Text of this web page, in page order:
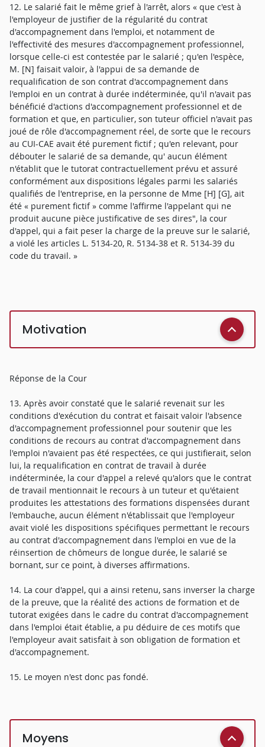
12. Le salarié fait le même grief à l'arrêt, alors « que c'est à
l'employeur de justifier de la régularité du contrat
d'accompagnement dans l'emploi, et notamment de
l'effectivité des mesures d'accompagnement professionnel,
lorsque celle-ci est contestée par le salarié ; qu'en l'espèce,
M. [N] faisait valoir, à l'appui de sa demande de
requalification de son contrat d'accompagnement dans
l'emploi en un contrat à durée indéterminée, qu'il n'avait pas
bénéficié d'actions d'accompagnement professionnel et de
formation et que, en particulier, son tuteur officiel n'avait pas
joué de rôle d'accompagnement réel, de sorte que le recours
au CUI-CAE avait été purement fictif ; qu'en relevant, pour
débouter le salarié de sa demande, qu' aucun élément
n'établit que le tutorat contractuellement prévu et assuré
conformément aux dispositions légales parmi les salariés
qualifiés de l'entreprise, en la personne de Mme [H] [G], ait
été « purement fictif » comme l'affirme l'appelant qui ne
produit aucune pièce justificative de ses dires", la cour
d'appel, qui a fait peser la charge de la preuve sur le salarié,
a violé les articles L. 5134-20, R. 5134-38 et R. 5134-39 du
code du travail. »
Motivation
Réponse de la Cour
13. Après avoir constaté que le salarié revenait sur les
conditions d'exécution du contrat et faisait valoir l'absence
d'accompagnement professionnel pour soutenir que les
conditions de recours au contrat d'accompagnement dans
l'emploi n'avaient pas été respectées, ce qui justifierait, selon
lui, la requalification en contrat de travail à durée
indéterminée, la cour d'appel a relevé qu'alors que le contrat
de travail mentionnait le recours à un tuteur et qu'étaient
produites les attestations des formations dispensées durant
l'embauche, aucun élément n'établissait que l'employeur
avait violé les dispositions spécifiques permettant le recours
au contrat d'accompagnement dans l'emploi en vue de la
réinsertion de chômeurs de longue durée, le salarié se
bornant, sur ce point, à diverses affirmations.
14. La cour d'appel, qui a ainsi retenu, sans inverser la charge
de la preuve, que la réalité des actions de formation et de
tutorat exigées dans le cadre du contrat d'accompagnement
dans l'emploi était établie, a pu déduire de ces motifs que
l'employeur avait satisfait à son obligation de formation et
d'accompagnement.
15. Le moyen n'est donc pas fondé.
Moyens